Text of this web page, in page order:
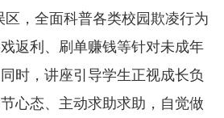
区，全面科普各类校园欺凌行为
返利、刷单赚钱等针对未成年
时，讲座引导学生正视成长负
心态、主动求助求助，自觉做